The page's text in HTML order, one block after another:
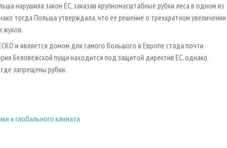
нарушила закон ЕС, заказав крупномасштабные рубки леса в одном из
тогда Польша утверждала, что ее решение о трехкратном увеличении
жуков.
и является домом для самого большого в Европе стада почти
Беловежской пущи находится под защитой директив ЕС, однако
запрещены рубки.
и глобального климата